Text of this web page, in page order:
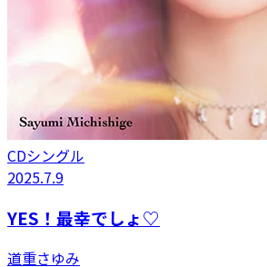
CDシングル
2025.7.9
YES！最幸でしょ♡
道重さゆみ